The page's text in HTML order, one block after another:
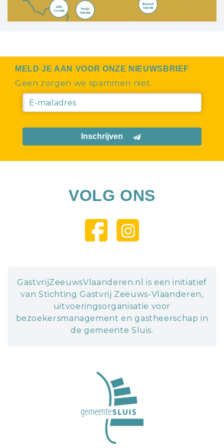
MELD JE AAN VOOR ONZE NIEUWSBRIEF
Geen zorgen we spammen niet.
Inschrijven
VOLG ONS
GastvrijZeeuwsVlaanderen.nl is een initiatief
van Stichting Gastvrij Zeeuws-Vlaanderen,
uitvoeringsorganisatie voor
bezoekersmanagement en gastheerschap in
de gemeente Sluis.